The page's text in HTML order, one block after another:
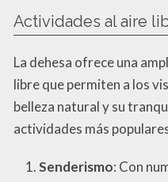
Actividades al aire
La dehesa ofrece una
libre que permiten a los
belleza natural y su
actividades más
Senderismo: Con